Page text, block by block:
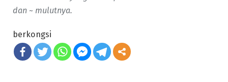
dan ~ mulutnya.
berkongsi